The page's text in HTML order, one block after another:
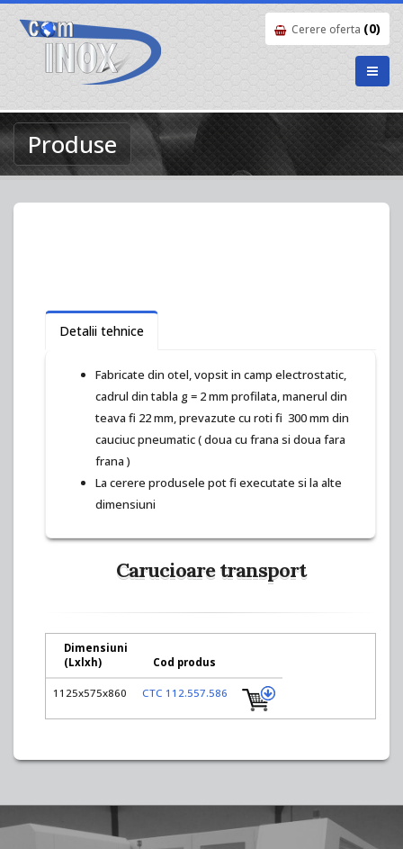
Cerere oferta (0)
Produse
Detalii tehnice
Fabricate din otel, vopsit in camp electrostatic,
cadrul din tabla g = 2 mm profilata, manerul din
teava fi 22 mm, prevazute cu roti fi 300 mm din
cauciuc pneumatic ( doua cu frana si doua fara
frana )
La cerere produsele pot fi executate si la alte
dimensiuni
Carucioare transport
Dimensiuni
(Lx xh) Cod produs
1125x575x860 CTC 112.557.586